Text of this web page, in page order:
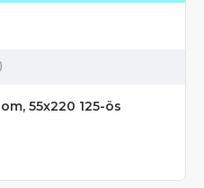
55x220 125-ös